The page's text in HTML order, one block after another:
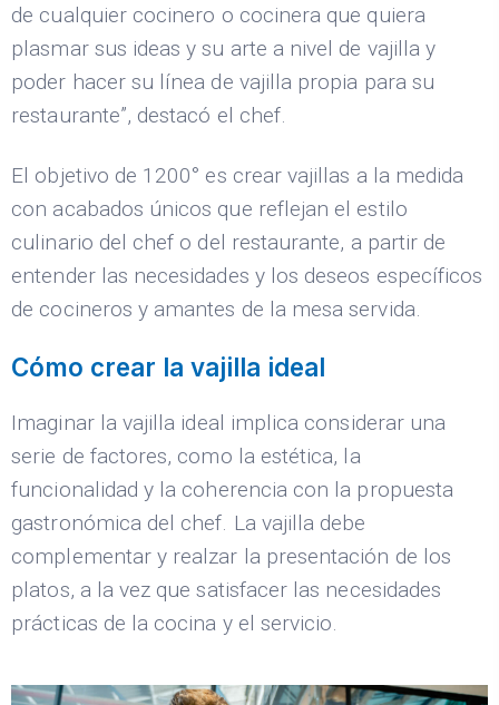
de cualquier cocinero o cocinera que quiera
plasmar sus ideas y su arte a nivel de vajilla y
poder hacer su línea de vajilla propia para su
restaurante”, destacó el chef.
El objetivo de 1200° es crear vajillas a la medida
con acabados únicos que reflejan el estilo
culinario del chef o del restaurante, a partir de
entender las necesidades y los deseos específicos
de cocineros y amantes de la mesa servida.
Cómo crear la vajilla ideal
Imaginar la vajilla ideal implica considerar una
serie de factores, como la estética, la
funcionalidad y la coherencia con la propuesta
gastronómica del chef. La vajilla debe
complementar y realzar la presentación de los
platos, a la vez que satisfacer las necesidades
prácticas de la cocina y el servicio.